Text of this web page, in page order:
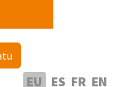
EU ES FR EN